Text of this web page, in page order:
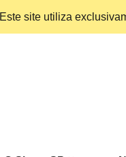
Este site utiliza